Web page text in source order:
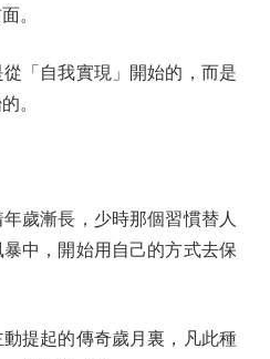
。
自我實現」開始的，而是
。
漸長，少時那個習慣替人
中，開始用自己的方式去保
提起的傳奇歲月裏，凡此種